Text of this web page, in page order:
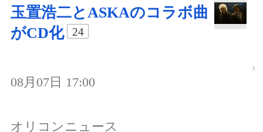
玉置浩二とASKAのコラボ曲
がCD化
24
08月07日 17:00
オリコンニュース